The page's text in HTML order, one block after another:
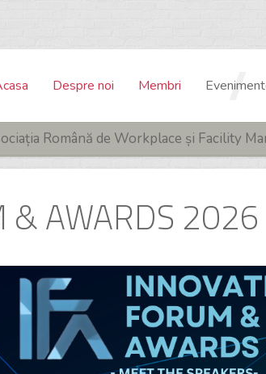
Despre noi Membri
Română de Workplace și Facility
& AWARDS 2026